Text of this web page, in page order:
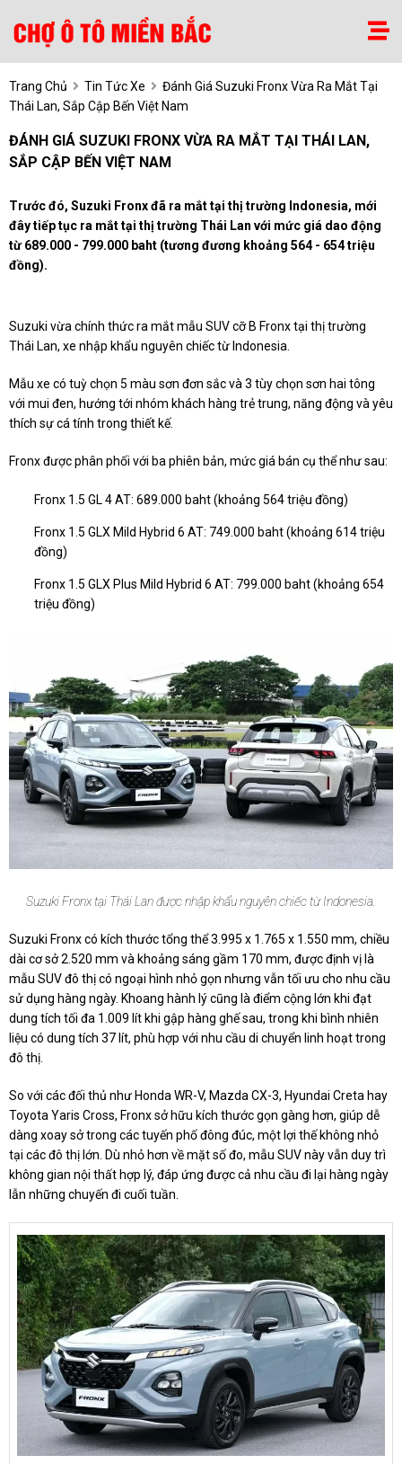
Trang Chủ Tin Tức Xe
Đánh Giá Suzuki Fronx Vừa Ra Mắt Tại
Thái Lan, Sắp Cập Bến Việt Nam
ĐÁNH GIÁ SUZUKI FRONX VỪA RA MẮT TẠI THÁI LAN,
SẮP CẬP BẾN VIỆT NAM
Trước đó, Suzuki Fronx đã ra mắt tại thị trường Indonesia, mới
đây tiếp tục ra mắt tại thị trường Thái Lan với mức giá dao động
từ 689.000 - 799.000 baht (tương đương khoảng 564 - 654 triệu
đồng).
Suzuki vừa chính thức ra mắt mẫu SUV cỡ B Fronx tại thị trường
Thái Lan, xe nhập khẩu nguyên chiếc từ Indonesia.
Mẫu xe có tuỳ chọn 5 màu sơn đơn sắc và 3 tùy chọn sơn hai tông
với mui đen, hướng tới nhóm khách hàng trẻ trung, năng động và yêu
thích sự cá tính trong thiết kế.
Fronx được phân phối với ba phiên bản, mức giá bán cụ thể như sau:
Fronx 1.5 GL 4 AT: 689.000 baht (khoảng 564 triệu đồng)
Fronx 1.5 GLX Mild Hybrid 6 AT: 749.000 baht (khoảng 614 triệu
đồng)
Fronx 1.5 GLX Plus Mild Hybrid 6 AT: 799.000 baht (khoảng 654
triệu đồng)
Suzuki Fronx tại Thái Lan được nhập khẩu nguyên chiếc từ Indonesia.
Suzuki Fronx có kích thước tổng thể 3.995 x 1.765 x 1.550 mm, chiều
dài cơ sở 2.520 mm và khoảng sáng gầm 170 mm, được định vị là
mẫu SUV đô thị có ngoại hình nhỏ gọn nhưng vẫn tối ưu cho nhu cầu
sử dụng hàng ngày. Khoang hành lý cũng là điểm cộng lớn khi đạt
dung tích tối đa 1.009 lít khi gập hàng ghế sau, trong khi bình nhiên
liệu có dung tích 37 lít, phù hợp với nhu cầu di chuyển linh hoạt trong
đô thị.
So với các đối thủ như Honda WR-V, Mazda CX-3, Hyundai Creta hay
Toyota Yaris Cross, Fronx sở hữu kích thước gọn gàng hơn, giúp dễ
dàng xoay sở trong các tuyến phố đông đúc, một lợi thế không nhỏ
tại các đô thị lớn. Dù nhỏ hơn về mặt số đo, mẫu SUV này vẫn duy trì
không gian nội thất hợp lý, đáp ứng được cả nhu cầu đi lại hàng ngày
lẫn những chuyến đi cuối tuần.